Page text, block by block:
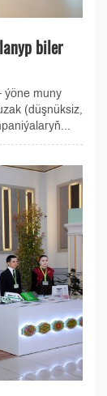
biler
ýöne muny
(düşnüksiz,